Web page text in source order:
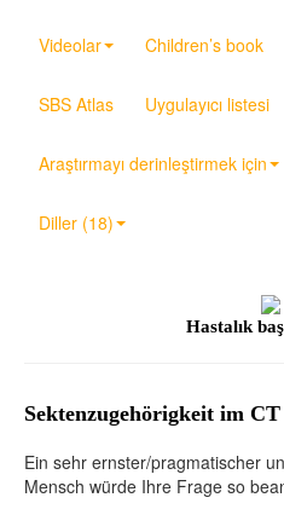
Videolar Children’s book
SBS Atlas Uygulayıcı listesi
Araştırmayı derinleştirmek için
Diller (18)
Hastalık
Sektenzugehörigkeit im
Ein sehr ernster/pragmatischer
Mensch würde Ihre Frage so